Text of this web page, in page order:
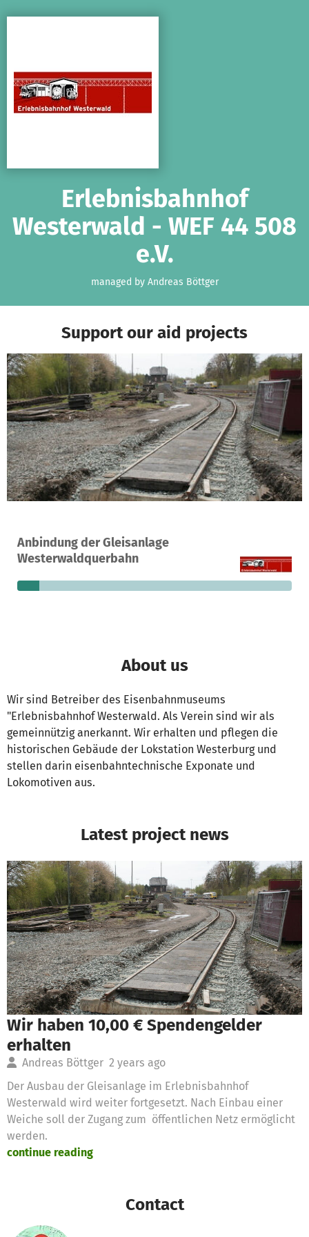
Erlebnisbahnhof
Westerwald - WEF 44 508
e.V.
managed by Andreas Böttger
Support our aid projects
Anbindung der Gleisanlage
Westerwaldquerbahn
A project in Halbs, Germany
2 8% €4,590
still needed
About us
Wir sind Betreiber des Eisenbahnmuseums
"Erlebnisbahnhof Westerwald. Als Verein sind wir als
gemeinnützig anerkannt. Wir erhalten und pflegen die
historischen Gebäude der Lokstation Westerburg und
stellen darin eisenbahntechnische Exponate und
Lokomotiven aus.
Latest project news
Wir haben 10,00 € Spendengelder
erhalten
Andreas Böttger 2 years ago
Der Ausbau der Gleisanlage im Erlebnisbahnhof
Westerwald wird weiter fortgesetzt. Nach Einbau einer
Weiche soll der Zugang zum öffentlichen Netz ermöglicht
werden.
continue reading
Contact